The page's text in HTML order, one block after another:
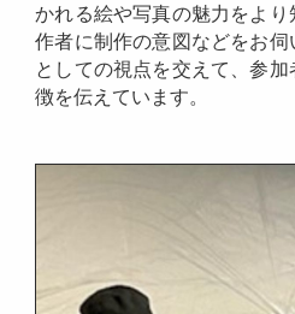
かれる絵や写真の魅力をより
作者に制作の意図などをお
としての視点を交えて、参
徴を伝えています。